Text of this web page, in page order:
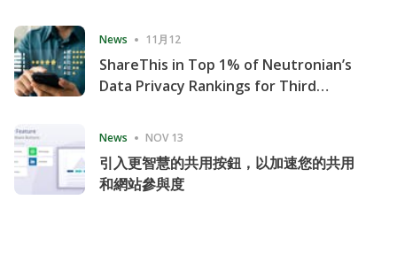
News 11月12
ShareThis in Top 1% of Neutronian’s
Data Privacy Rankings for Third
News NOV 13
引入更智慧的共用按鈕，以加速您的共用
和網站參與度